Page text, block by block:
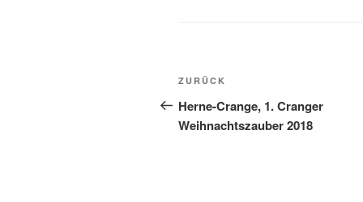
Beitragsnavigation
Vorheriger
Beitrag
ZURÜCK
Herne-Crange, 1. Cranger
Weihnachtszauber 2018